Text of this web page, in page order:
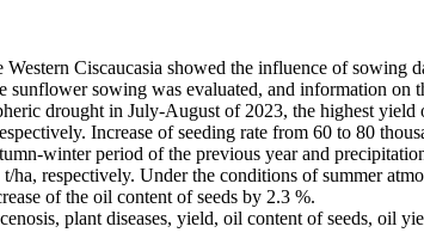
Ciscaucasia showed the influence of
sowing was evaluated, and information on
drought in July-August of 2023, the highest
Increase of seeding rate from 60 to 80
winter period of the previous year and
respectively. Under the conditions of summer
of the oil content of seeds by 2.3 %.
plant diseases, yield, oil content of seeds, oil